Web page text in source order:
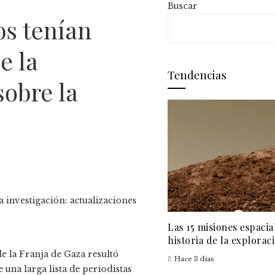
tenían
la
la
la Franja de Gaza resultó
una larga lista de periodistas
Buscar
Tendencias
Las 15 misiones
historia de la
Hace 3 días